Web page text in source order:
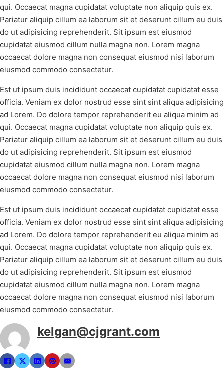
qui. Occaecat magna cupidatat voluptate non aliquip quis ex.
Pariatur aliquip cillum ea laborum sit et deserunt cillum eu duis
do ut adipisicing reprehenderit. Sit ipsum est eiusmod
cupidatat eiusmod cillum nulla magna non. Lorem magna
occaecat dolore magna non consequat eiusmod nisi laborum
eiusmod commodo consectetur.
Est ut ipsum duis incididunt occaecat cupidatat cupidatat esse
officia. Veniam ex dolor nostrud esse sint sint aliqua adipisicing
ad Lorem. Do dolore tempor reprehenderit eu aliqua minim ad
qui. Occaecat magna cupidatat voluptate non aliquip quis ex.
Pariatur aliquip cillum ea laborum sit et deserunt cillum eu duis
do ut adipisicing reprehenderit. Sit ipsum est eiusmod
cupidatat eiusmod cillum nulla magna non. Lorem magna
occaecat dolore magna non consequat eiusmod nisi laborum
eiusmod commodo consectetur.
Est ut ipsum duis incididunt occaecat cupidatat cupidatat esse
officia. Veniam ex dolor nostrud esse sint sint aliqua adipisicing
ad Lorem. Do dolore tempor reprehenderit eu aliqua minim ad
qui. Occaecat magna cupidatat voluptate non aliquip quis ex.
Pariatur aliquip cillum ea laborum sit et deserunt cillum eu duis
do ut adipisicing reprehenderit. Sit ipsum est eiusmod
cupidatat eiusmod cillum nulla magna non. Lorem magna
occaecat dolore magna non consequat eiusmod nisi laborum
eiusmod commodo consectetur.
kelgan@cjgrant.com